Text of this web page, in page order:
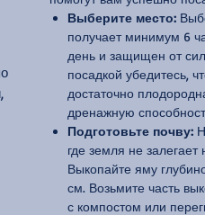
Выберите место:
получает минимум 6
день и защищен от
посадкой убедитесь,
достаточно
дренажную
Подготовьте почву:
где земля не залегает
Выкопайте яму
см. Возьмите часть
с компостом или